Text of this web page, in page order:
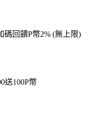
碼回饋P幣2% (無上限)
送100P幣